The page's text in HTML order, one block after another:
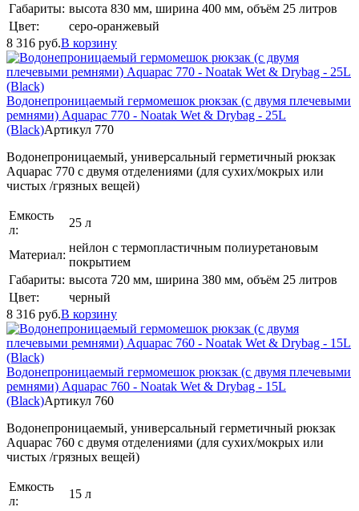
Габариты: высота 830 мм, ширина 400 мм, объём 25 литров
Цвет:
серо-оранжевый
8 316 руб.В корзину
Водонепроницаемый гермомешок рюкзак (с двумя плечевыми
ремнями) Aquapac 770 - Noatak Wet & Drybag - 25L
(Black)Артикул 770
Водонепроницаемый, универсальный герметичный рюкзак
Aquapac 770 с двумя отделениями (для сухих/мокрых или
чистых /грязных вещей)
Емкость
л:
25 л
Материал:
нейлон с термопластичным полиуретановым
покрытием
Габариты: высота 720 мм, ширина 380 мм, объём 25 литров
Цвет:
черный
8 316 руб.В корзину
Водонепроницаемый гермомешок рюкзак (с двумя плечевыми
ремнями) Aquapac 760 - Noatak Wet & Drybag - 15L
(Black)Артикул 760
Водонепроницаемый, универсальный герметичный рюкзак
Aquapac 760 с двумя отделениями (для сухих/мокрых или
чистых /грязных вещей)
Емкость
л:
15 л